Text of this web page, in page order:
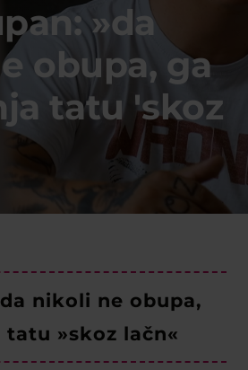
»da
obupa, ga
tatu 'skoz
nikoli ne obupa,
»skoz lačn«